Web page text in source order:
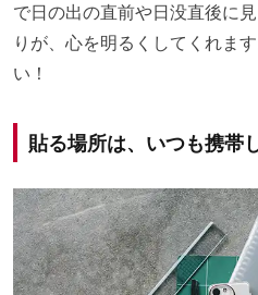
で日の出の直前や日没直後に
りが、心を明るくしてくれま
い！
貼る場所は、いつも携帯